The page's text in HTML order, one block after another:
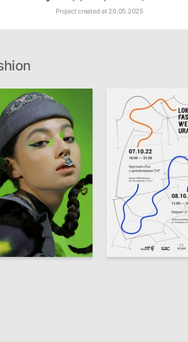
Project created at 20.05.2025
Elena Ermakovishna